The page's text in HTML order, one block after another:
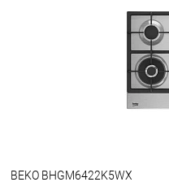
BEKO BHGM6422K5WX